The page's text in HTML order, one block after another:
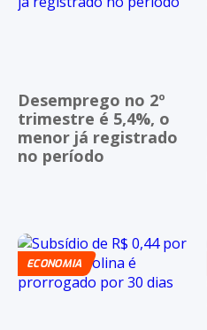
Desemprego no 2º
trimestre é 5,4%, o
menor já registrado
no período
ECONOMIA